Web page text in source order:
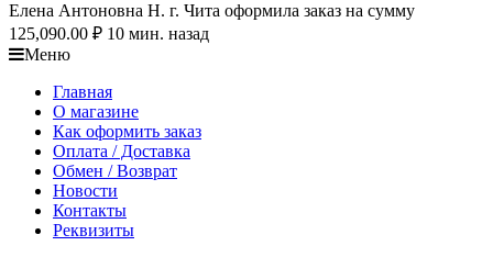
Елена Антоновна Н. г. Чита оформила заказ на сумму
125,090.00 ₽ 10 мин. назад
Меню
Главная
О магазине
Как оформить заказ
Оплата / Доставка
Обмен / Возврат
Новости
Контакты
Реквизиты